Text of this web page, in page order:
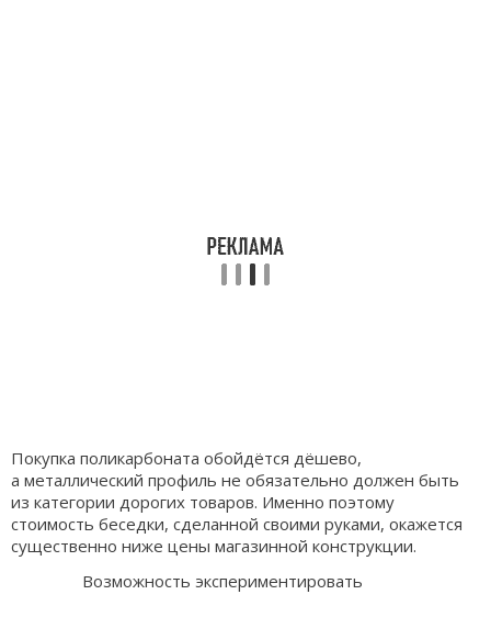
Покупка поликарбоната обойдётся дёшево,
а металлический профиль не обязательно должен быть
из категории дорогих товаров. Именно поэтому
стоимость беседки, сделанной своими руками, окажется
существенно ниже цены магазинной конструкции.
Возможность экспериментировать